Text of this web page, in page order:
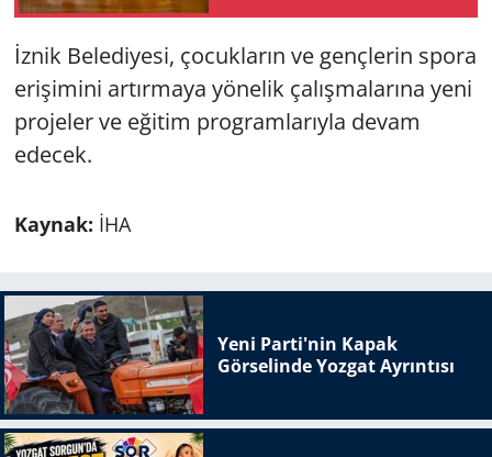
İznik Belediyesi, çocukların ve gençlerin spora
erişimini artırmaya yönelik çalışmalarına yeni
projeler ve eğitim programlarıyla devam
edecek.
Kaynak: İHA
Yeni Parti'nin Kapak
Görselinde Yozgat Ayrıntısı